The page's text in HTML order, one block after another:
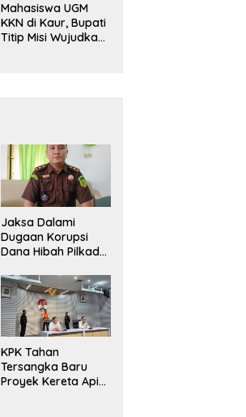
Mahasiswa UGM
KKN di Kaur, Bupati
Titip Misi Wujudkan
Jaksa Dalami
Dugaan Korupsi
Dana Hibah Pilkada
Kaur
KPK Tahan
Tersangka Baru
Proyek Kereta Api